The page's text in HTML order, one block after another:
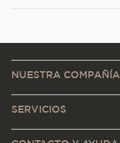
NUESTRA COMPAÑÍA
SERVICIOS